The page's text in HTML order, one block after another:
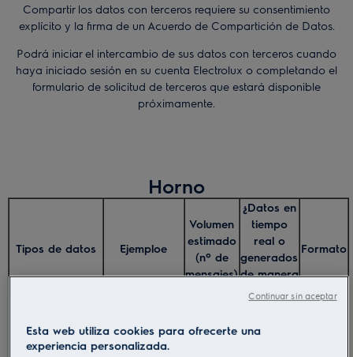
Compartir los datos con terceros requiere su consentimiento
explícito y la firma de un Acuerdo de Compartición de Datos.
Podrá iniciar el intercambio de sus datos con terceros cuando
haya iniciado sesión en su cuenta Electrolux o completando el
formulario de solicitud de terceros que estará disponible
próximamente.
Horno
Tipos de datos Ejemploe
Volumen
estimado
(nº de
mensajes)
¿Datos en
tiempo
real o
generados
de manera
continua?
Formato
Datos de
programa
temperatura
deseada,
10000 por
Tiempo
Esta web utiliza cookies para ofrecerte una
experiencia personalizada.
Continuar sin aceptar